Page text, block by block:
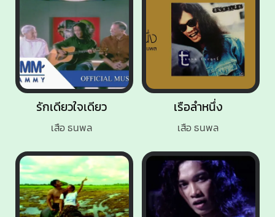
รักเดียวใจเดียว
เสือ ธนพล
เรือลำหนึ่ง
เสือ ธนพล